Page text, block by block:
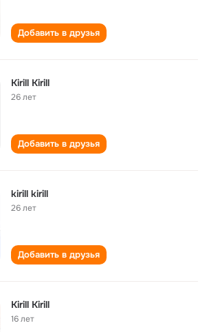
Добавить в друзья
Kirill Kirill
26 лет
Добавить в друзья
kirill kirill
26 лет
Добавить в друзья
Kirill Kirill
16 лет